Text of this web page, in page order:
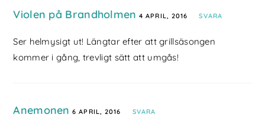
Violen på Brandholmen 4 APRIL, 2016 SVARA
Ser helmysigt ut! Längtar efter att grillsäsongen
kommer i gång, trevligt sätt att umgås!
Anemonen 6 APRIL, 2016 SVARA